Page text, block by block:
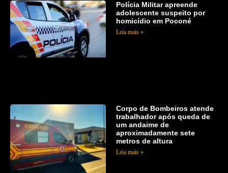
Polícia Militar apreende
adolescente suspeito por
homicídio em Poconé
Leia mais »
Corpo de Bombeiros atende
trabalhador após queda de
um andaime de
aproximadamente sete
metros de altura
Leia mais »